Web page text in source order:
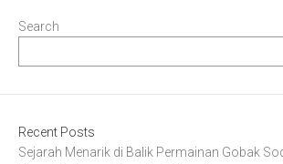
Search
Recent Posts
Sejarah Menarik di Balik Permainan Gobak